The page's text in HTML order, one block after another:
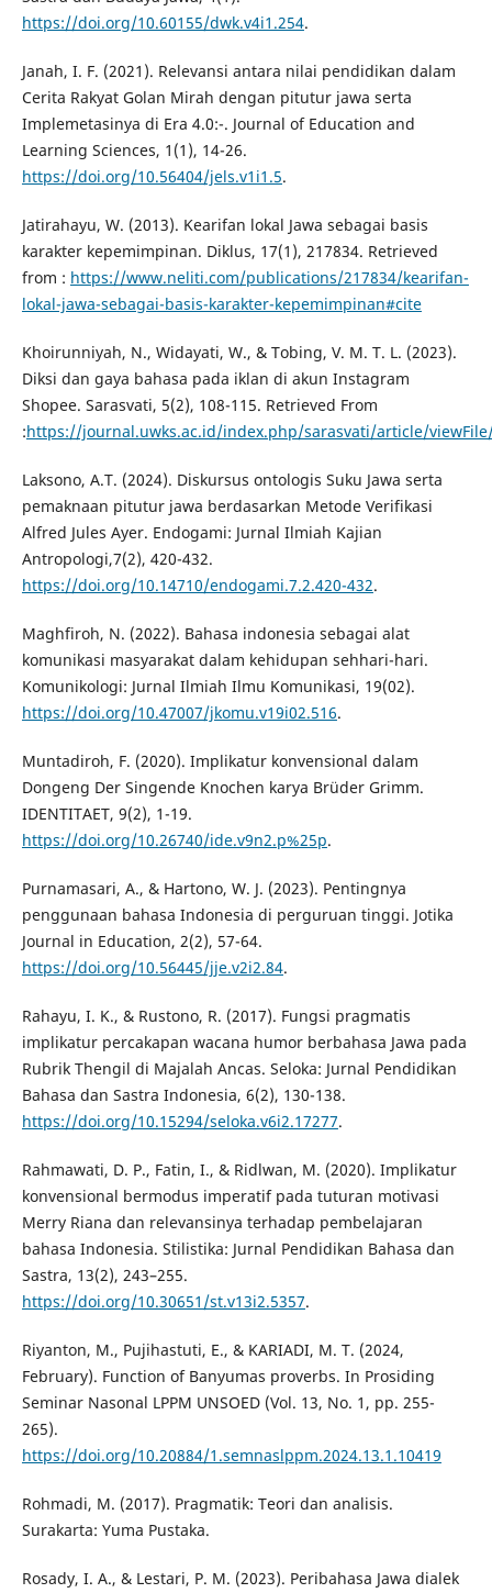
https://doi.org/10.60155/dwk.v4i1.254.
Janah, I. F. (2021). Relevansi antara nilai pendidikan dalam
Cerita Rakyat Golan Mirah dengan pitutur jawa serta
Implemetasinya di Era 4.0:-. Journal of Education and
Learning Sciences, 1(1), 14-26.
https://doi.org/10.56404/jels.v1i1.5.
Jatirahayu, W. (2013). Kearifan lokal Jawa sebagai basis
karakter kepemimpinan. Diklus, 17(1), 217834. Retrieved
from : https://www.neliti.com/publications/217834/kearifan-
lokal-jawa-sebagai-basis-karakter-kepemimpinan#cite
Khoirunniyah, N., Widayati, W., & Tobing, V. M. T. L. (2023).
Diksi dan gaya bahasa pada iklan di akun Instagram
Shopee. Sarasvati, 5(2), 108-115. Retrieved From
:https://journal.uwks.ac.id/index.php/sarasvati/article/
Laksono, A.T. (2024). Diskursus ontologis Suku Jawa serta
pemaknaan pitutur jawa berdasarkan Metode Verifikasi
Alfred Jules Ayer. Endogami: Jurnal Ilmiah Kajian
Antropologi,7(2), 420-432.
https://doi.org/10.14710/endogami.7.2.420-432.
Maghfiroh, N. (2022). Bahasa indonesia sebagai alat
komunikasi masyarakat dalam kehidupan sehhari-hari.
Komunikologi: Jurnal Ilmiah Ilmu Komunikasi, 19(02).
https://doi.org/10.47007/jkomu.v19i02.516.
Muntadiroh, F. (2020). Implikatur konvensional dalam
Dongeng Der Singende Knochen karya Brüder Grimm.
IDENTITAET, 9(2), 1-19.
https://doi.org/10.26740/ide.v9n2.p%25p.
Purnamasari, A., & Hartono, W. J. (2023). Pentingnya
penggunaan bahasa Indonesia di perguruan tinggi. Jotika
Journal in Education, 2(2), 57-64.
https://doi.org/10.56445/jje.v2i2.84.
Rahayu, I. K., & Rustono, R. (2017). Fungsi pragmatis
implikatur percakapan wacana humor berbahasa Jawa pada
Rubrik Thengil di Majalah Ancas. Seloka: Jurnal Pendidikan
Bahasa dan Sastra Indonesia, 6(2), 130-138.
https://doi.org/10.15294/seloka.v6i2.17277.
Rahmawati, D. P., Fatin, I., & Ridlwan, M. (2020). Implikatur
konvensional bermodus imperatif pada tuturan motivasi
Merry Riana dan relevansinya terhadap pembelajaran
bahasa Indonesia. Stilistika: Jurnal Pendidikan Bahasa dan
Sastra, 13(2), 243–255.
https://doi.org/10.30651/st.v13i2.5357.
Riyanton, M., Pujihastuti, E., & KARIADI, M. T. (2024,
February). Function of Banyumas proverbs. In Prosiding
Seminar Nasonal LPPM UNSOED (Vol. 13, No. 1, pp. 255-
265).
https://doi.org/10.20884/1.semnaslppm.2024.13.1.10419
Rohmadi, M. (2017). Pragmatik: Teori dan analisis.
Surakarta: Yuma Pustaka.
Rosady, I. A., & Lestari, P. M. (2023). Peribahasa Jawa dialek